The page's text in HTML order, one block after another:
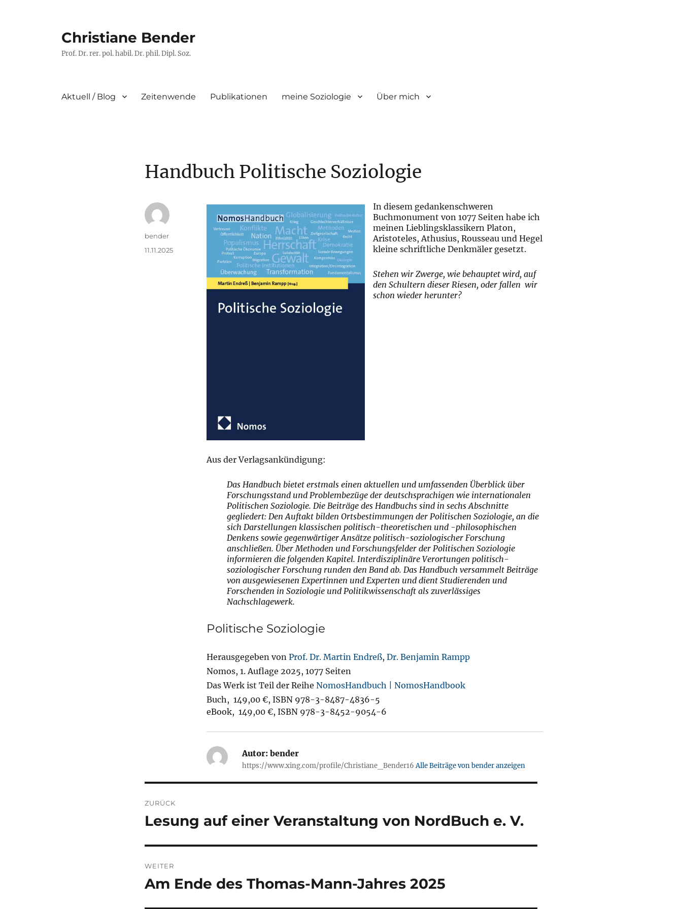
Christiane Bender
Prof. Dr. rer. pol. habil. Dr. phil. Dipl. Soz.
Aktuell / Blog Zeitenwende Publikationen meine Soziologie Über mich
Handbuch Politische Soziologie
In diesem gedankenschweren
Buchmonument von 1077 Seiten habe ich
meinen Lieblingsklassikern Platon,
Aristoteles, Athusius, Rousseau und Hegel
kleine schriftliche Denkmäler gesetzt.
Stehen wir Zwerge, wie behauptet wird, auf
den Schultern dieser Riesen, oder fallen wir
schon wieder herunter?
Aus der Verlagsankündigung:
Das Handbuch bietet erstmals einen aktuellen und umfassenden Überblick über
Forschungsstand und Problembezüge der deutschsprachigen wie internationalen
Politischen Soziologie. Die Beiträge des Handbuchs sind in sechs Abschnitte
gegliedert: Den Auftakt bilden Ortsbestimmungen der Politischen Soziologie, an die
sich Darstellungen klassischen politisch-theoretischen und -philosophischen
Denkens sowie gegenwärtiger Ansätze politisch-soziologischer Forschung
anschließen. Über Methoden und Forschungsfelder der Politischen Soziologie
informieren die folgenden Kapitel. Interdisziplinäre Verortungen politisch-
soziologischer Forschung runden den Band ab. Das Handbuch versammelt Beiträge
von ausgewiesenen Expertinnen und Experten und dient Studierenden und
Forschenden in Soziologie und Politikwissenschaft als zuverlässiges
Nachschlagewerk.
Politische Soziologie
Herausgegeben von Prof. Dr. Martin Endreß, Dr. Benjamin Rampp
Nomos, 1. Auflage 2025, 1077 Seiten
Das Werk ist Teil der Reihe NomosHandbuch | NomosHandbook
Buch, 149,00 €, ISBN 978-3-8487-4836-5
eBook, 149,00 €, ISBN 978-3-8452-9054-6
Autor:bender
https://www.xing.com/profile/Christiane_Bender16Alle Beiträge von bender anzeigen
Autor
bender
Veröffentlicht
11.11.2025
ZURÜCK
Vorheriger
Lesung auf einer Veranstaltung von NordBuch e. V.
WEITER
Nächster
Am Ende des Thomas-Mann-Jahres 2025